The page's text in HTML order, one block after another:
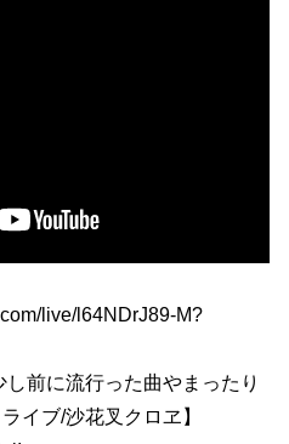
live/l64NDrJ89-M?
前に流行った曲やまったり
イブ/沙花叉クロヱ】